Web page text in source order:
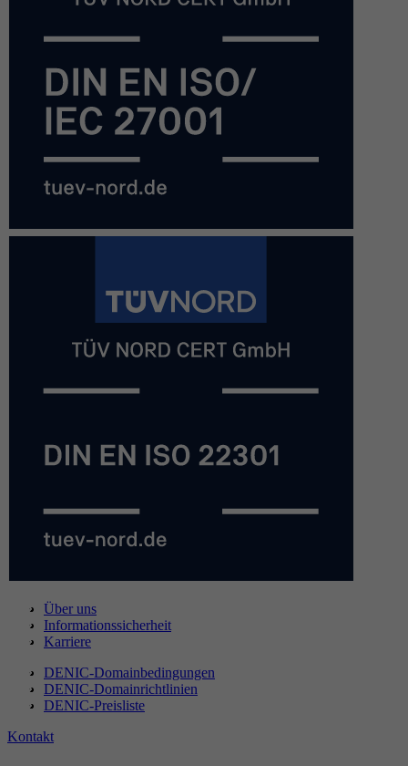
Über uns
Informationssicherheit
Karriere
DENIC-Domainbedingungen
DENIC-Domainrichtlinien
DENIC-Preisliste
Kontakt